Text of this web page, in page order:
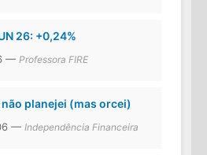
26: +0,24%
— Professora FIRE
planejei (mas orcei)
— Independência Financeira